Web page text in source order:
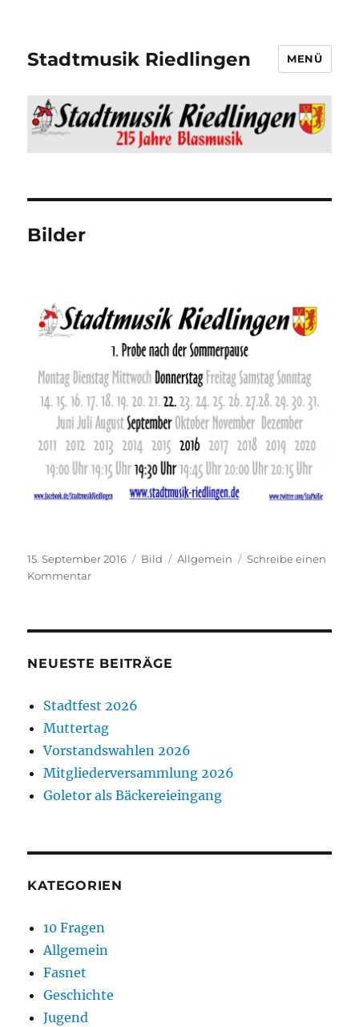
Stadtmusik Riedlingen MENÜ
Bilder
Veröffentlicht
am
15. September 2016 Format
Bild Kategorien
Allgemein
Schreibe einen
Kommentarzu
NEUESTE BEITRÄGE
Stadtfest 2026
Muttertag
Vorstandswahlen 2026
Mitgliederversammlung 2026
Goletor als Bäckereieingang
KATEGORIEN
10 Fragen
Allgemein
Fasnet
Geschichte
Jugend